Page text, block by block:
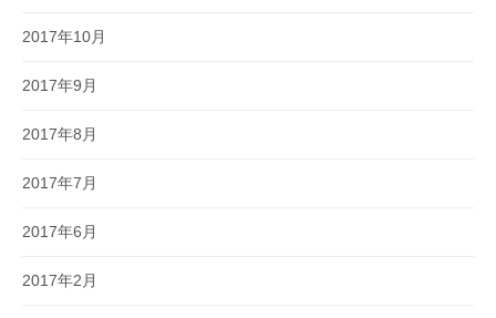
2017年10月
2017年9月
2017年8月
2017年7月
2017年6月
2017年2月